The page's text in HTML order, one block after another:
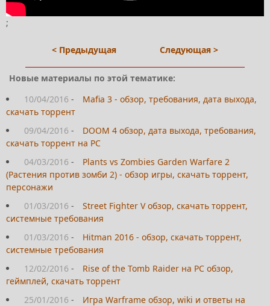
;
< Предыдущая Следующая >
Новые материалы по этой тематике:
10/04/2016 -
Mafia 3 - обзор, требования, дата выхода,
скачать торрент
09/04/2016 -
DOOM 4 обзор, дата выхода, требования,
скачать торрент на PC
04/03/2016 -
Plants vs Zombies Garden Warfare 2
(Растения против зомби 2) - обзор игры, скачать торрент,
персонажи
01/03/2016 -
Street Fighter V обзор, скачать торрент,
системные требования
01/03/2016 -
Hitman 2016 - обзор, скачать торрент,
системные требования
12/02/2016 -
Rise of the Tomb Raider на PC обзор,
геймплей, скачать торрент
25/01/2016 -
Игра Warframe обзор, wiki и ответы на